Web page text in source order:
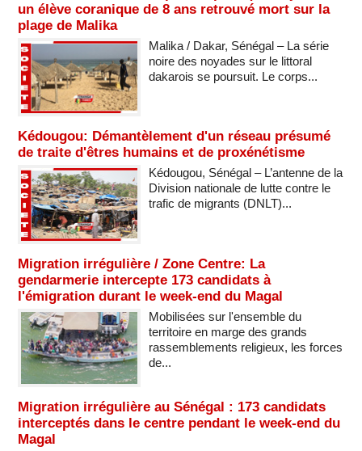
un élève coranique de 8 ans retrouvé mort sur la
plage de Malika
Malika / Dakar, Sénégal – La série
noire des noyades sur le littoral
dakarois se poursuit. Le corps...
Kédougou: Démantèlement d'un réseau présumé
de traite d'êtres humains et de proxénétisme
Kédougou, Sénégal – L’antenne de la
Division nationale de lutte contre le
trafic de migrants (DNLT)...
Migration irrégulière / Zone Centre: La
gendarmerie intercepte 173 candidats à
l'émigration durant le week-end du Magal
Mobilisées sur l'ensemble du
territoire en marge des grands
rassemblements religieux, les forces
de...
Migration irrégulière au Sénégal : 173 candidats
interceptés dans le centre pendant le week-end du
Magal